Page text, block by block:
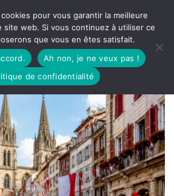
pour vous garantir la meilleure
site web. Si vous continuez à utiliser ce
que vous en êtes satisfait.
Ah non, je ne veux pas !
de confidentialité